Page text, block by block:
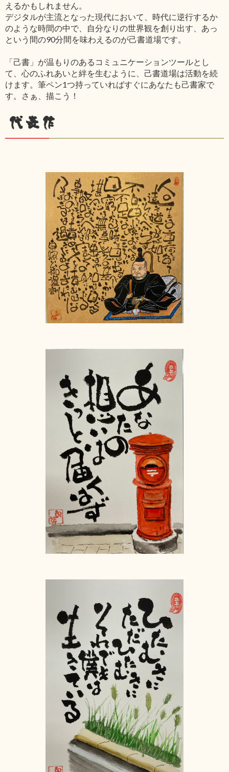
えるかもしれません。
デジタルが主流となった現代において、時代に逆行するか
のような時間の中で、自分なりの世界観を創り出す、あっ
という間の90分間を味わえるのが己書道場です。
「己書」が温もりのあるコミュニケーションツールとし
て、心のふれあいと絆を生むように、己書道場は活動を続
けます。筆ペン1つ持っていればすぐにあなたも己書家で
す。さぁ、描こう！
代表作